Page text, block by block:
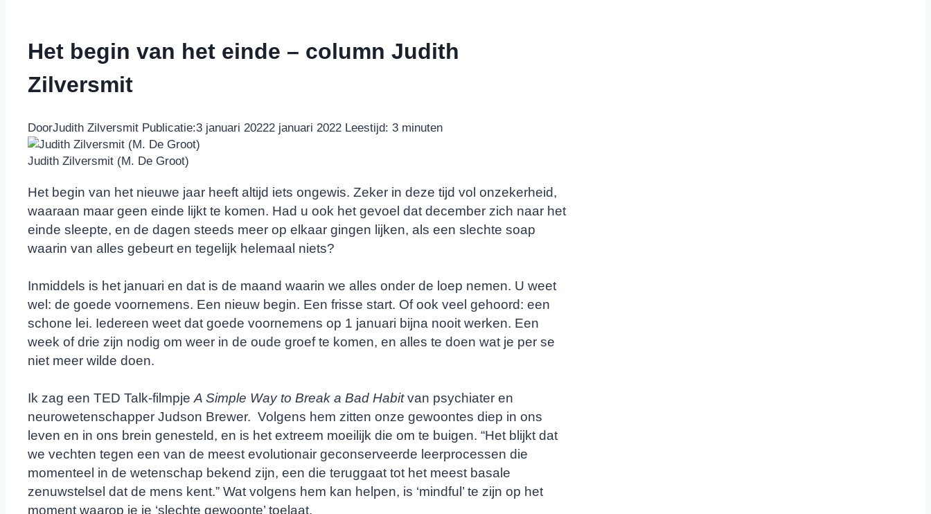
Het begin van het einde – column Judith
Zilversmit
DoorJudith Zilversmit Publicatie:3 januari 20222 januari 2022 Leestijd: 3 minuten
Judith Zilversmit (M. De Groot)
Het begin van het nieuwe jaar heeft altijd iets ongewis. Zeker in deze tijd vol onzekerheid,
waaraan maar geen einde lijkt te komen. Had u ook het gevoel dat december zich naar het
einde sleepte, en de dagen steeds meer op elkaar gingen lijken, als een slechte soap
waarin van alles gebeurt en tegelijk helemaal niets?
Inmiddels is het januari en dat is de maand waarin we alles onder de loep nemen. U weet
wel: de goede voornemens. Een nieuw begin. Een frisse start. Of ook veel gehoord: een
schone lei. Iedereen weet dat goede voornemens op 1 januari bijna nooit werken. Een
week of drie zijn nodig om weer in de oude groef te komen, en alles te doen wat je per se
niet meer wilde doen.
Ik zag een TED Talk-filmpje A Simple Way to Break a Bad Habitvan psychiater en
neurowetenschapper Judson Brewer. Volgens hem zitten onze gewoontes diep in ons
leven en in ons brein genesteld, en is het extreem moeilijk die om te buigen. “Het blijkt dat
we vechten tegen een van de meest evolutionair geconserveerde leerprocessen die
momenteel in de wetenschap bekend zijn, een die teruggaat tot het meest basale
zenuwstelsel dat de mens kent.” Wat volgens hem kan helpen, is ‘mindful’ te zijn op het
moment waarop je je ‘slechte gewoonte’ toelaat.